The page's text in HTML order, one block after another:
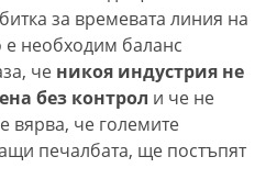
за времевата линия на
необходим баланс
че никоя индустрия не
без контрол и че не
вярва, че големите
печалбата, ще постъпят